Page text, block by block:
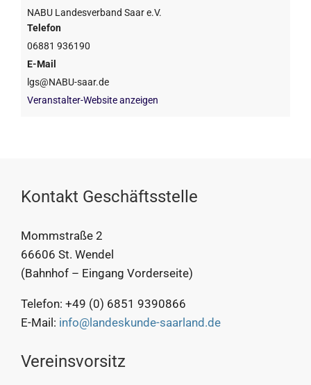
NABU Landesverband Saar e.V.
Telefon
06881 936190
E-Mail
lgs@NABU-saar.de
Veranstalter-Website anzeigen
Kontakt Geschäftsstelle
Mommstraße 2
66606 St. Wendel
(Bahnhof – Eingang Vorderseite)
Telefon: +49 (0) 6851 9390866
E-Mail: info@landeskunde-saarland.de
Vereinsvorsitz